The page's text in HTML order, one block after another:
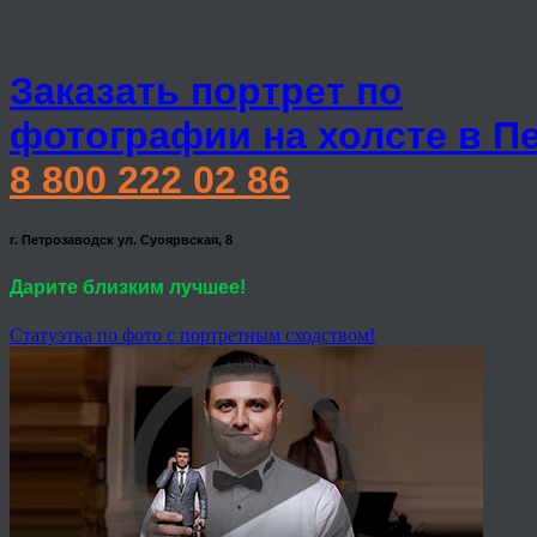
Заказать портрет по
фотографии на холсте в
8 800 222 02 86
г. Петрозаводск ул. Суоярвская, 8
Дарите близким лучшее!
Статуэтка по фото с портретным сходством!